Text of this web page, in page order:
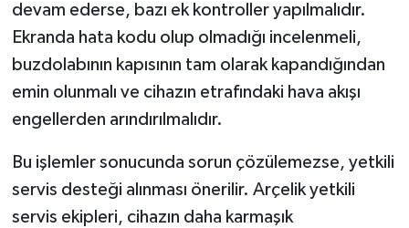
devam ederse, bazı ek kontroller yapılmalıdır.
Ekranda hata kodu olup olmadığı incelenmeli,
buzdolabının kapısının tam olarak kapandığından
emin olunmalı ve cihazın etrafındaki hava akışı
engellerden arındırılmalıdır.
Bu işlemler sonucunda sorun çözülemezse, yetkili
servis desteği alınması önerilir. Arçelik yetkili
servis ekipleri, cihazın daha karmaşık